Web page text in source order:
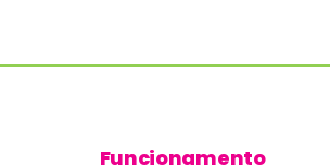
Funcionamento